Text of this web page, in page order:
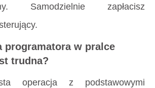
Samodzielnie zapłacisz
programatora w pralce
trudna?
operacja z podstawowymi